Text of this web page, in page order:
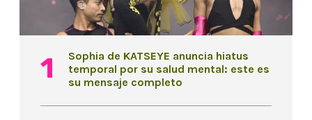
Sophia de KATSEYE anuncia hiatus
temporal por su salud mental: este es
su mensaje completo